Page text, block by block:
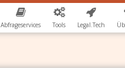
Abfrageservices Tools Legal.Tech